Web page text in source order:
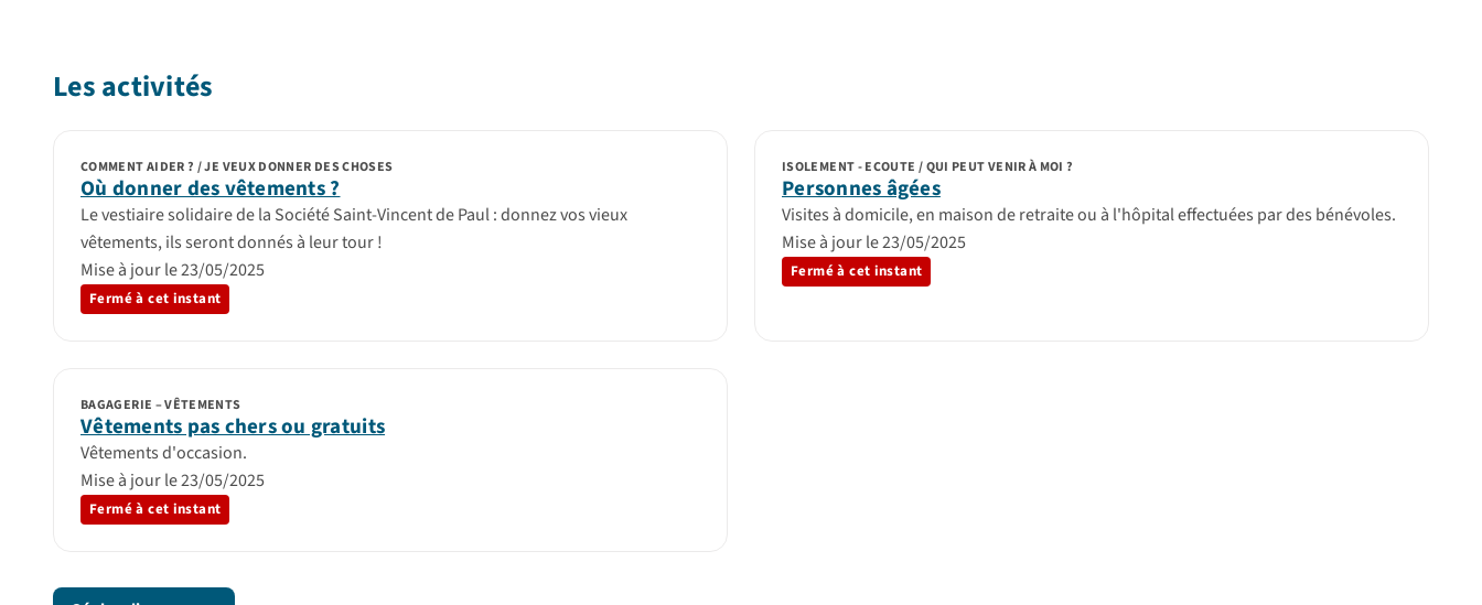
Les activités
Où donner des vêtements ?
COMMENT AIDER ? / JE VEUX DONNER DES CHOSES
Le vestiaire solidaire de la Société Saint-Vincent de Paul : donnez vos vieux
vêtements, ils seront donnés à leur tour !
Mise à jour le 23/05/2025
Fermé à cet instant
Personnes âgées
ISOLEMENT - ECOUTE / QUI PEUT VENIR À MOI ?
Visites à domicile, en maison de retraite ou à l'hôpital effectuées par des bénévoles.
Mise à jour le 23/05/2025
Fermé à cet instant
Vêtements pas chers ou gratuits
BAGAGERIE – VÊTEMENTS
Vêtements d'occasion.
Mise à jour le 23/05/2025
Fermé à cet instant